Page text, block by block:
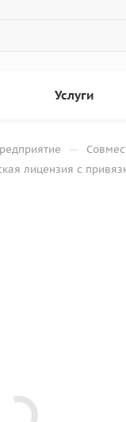
Услуги
—
лицензия с